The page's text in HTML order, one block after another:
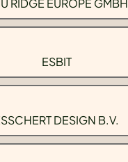
RIDGE EUROPE GMBH
ESBIT
DESIGN B.V.